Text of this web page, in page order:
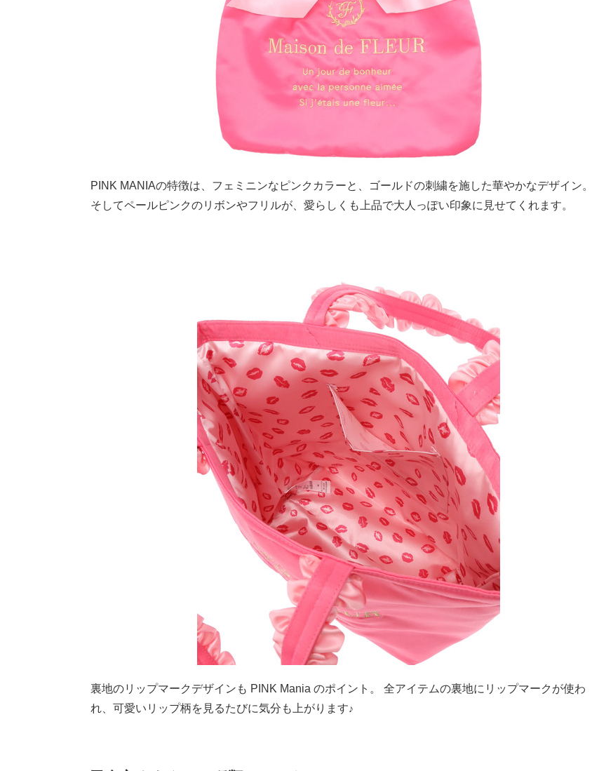
PINK MANIAの特徴は、フェミニンなピンクカラーと、ゴールドの刺繍を施した華やかなデザイン。
そしてペールピンクのリボンやフリルが、愛らしくも上品で大人っぽい印象に見せてくれます。
裏地のリップマークデザインも PINK Mania のポイント。 全アイテムの裏地にリップマークが使わ
れ、可愛いリップ柄を見るたびに気分も上がります♪